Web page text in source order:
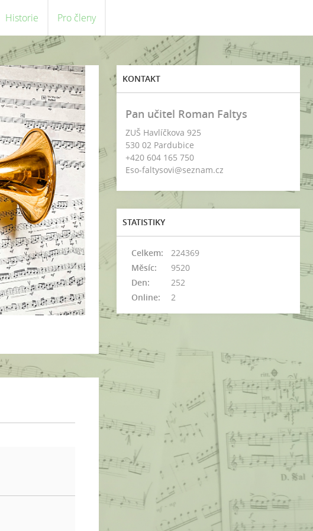
Historie Pro členy
KONTAKT
Pan učitel Roman Faltys
ZUŠ Havlíčkova 925
530 02 Pardubice
+420 604 165 750
Eso-faltysovi@seznam.cz
STATISTIKY
Online: 2
Celkem:
224369
Měsíc:
9520
Den:
252